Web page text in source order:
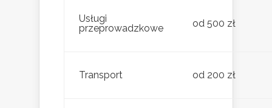
Usługi
przeprowadzkowe
od 500 zł
Transport od 200 zł